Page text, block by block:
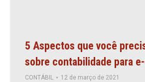
5 Aspectos que você
sobre contabilidade para
CONTÁBIL 12 de março de 2021